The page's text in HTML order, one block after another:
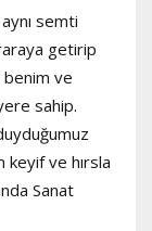
semti
getirip
ve
sahip.
keyif ve hırsla
Sanat